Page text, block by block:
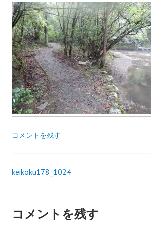
コメントを残す
投
ナ
keikoku178_1024
コメントを残す